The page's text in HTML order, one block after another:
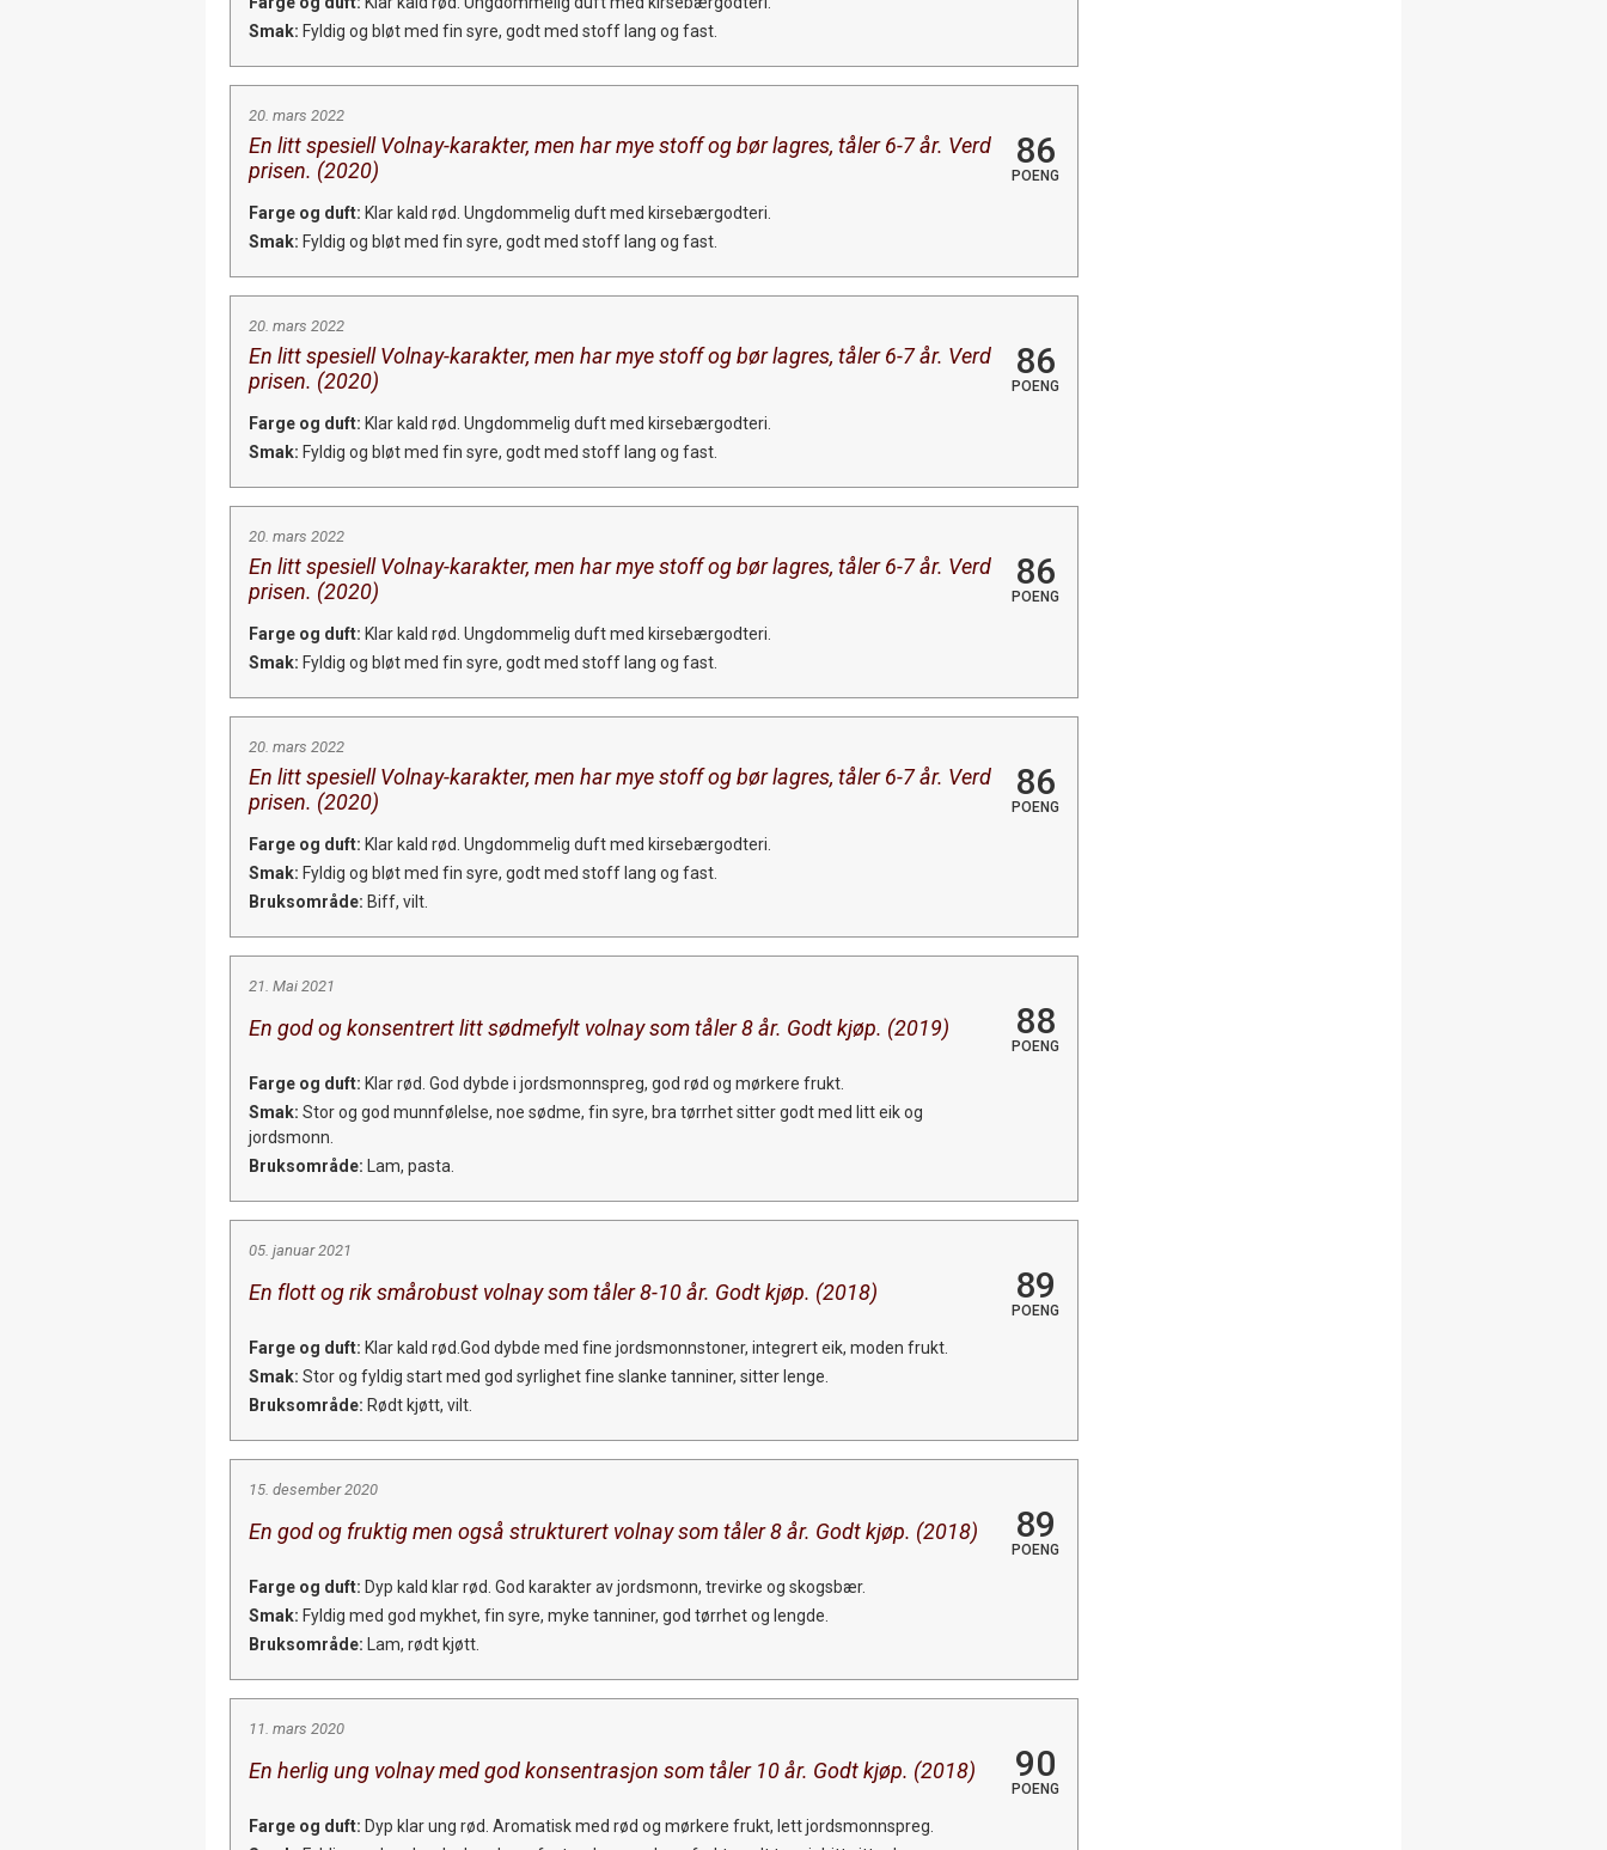
Smak: Fyldig og bløt med fin syre, godt med stoff lang og fast.
20. mars 2022
En litt spesiell Volnay-karakter, men har mye stoff og bør lagres, tåler 6-7 år. Verd
prisen. (2020)
86
POENG
Farge og duft: Klar kald rød. Ungdommelig duft med kirsebærgodteri.
Smak: Fyldig og bløt med fin syre, godt med stoff lang og fast.
20. mars 2022
En litt spesiell Volnay-karakter, men har mye stoff og bør lagres, tåler 6-7 år. Verd
prisen. (2020)
86
POENG
Farge og duft: Klar kald rød. Ungdommelig duft med kirsebærgodteri.
Smak: Fyldig og bløt med fin syre, godt med stoff lang og fast.
20. mars 2022
En litt spesiell Volnay-karakter, men har mye stoff og bør lagres, tåler 6-7 år. Verd
prisen. (2020)
86
POENG
Farge og duft: Klar kald rød. Ungdommelig duft med kirsebærgodteri.
Smak: Fyldig og bløt med fin syre, godt med stoff lang og fast.
20. mars 2022
En litt spesiell Volnay-karakter, men har mye stoff og bør lagres, tåler 6-7 år. Verd
prisen. (2020)
86
POENG
Farge og duft: Klar kald rød. Ungdommelig duft med kirsebærgodteri.
Smak: Fyldig og bløt med fin syre, godt med stoff lang og fast.
Bruksområde: Biff, vilt.
21. Mai 2021
En god og konsentrert litt sødmefylt volnay som tåler 8 år. Godt kjøp. (2019) 88
POENG
Farge og duft: Klar rød. God dybde i jordsmonnspreg, god rød og mørkere frukt.
Smak: Stor og god munnfølelse, noe sødme, fin syre, bra tørrhet sitter godt med litt eik og
jordsmonn.
Bruksområde: Lam, pasta.
05. januar 2021
En flott og rik smårobust volnay som tåler 8-10 år. Godt kjøp. (2018) 89
POENG
Farge og duft: Klar kald rød.God dybde med fine jordsmonnstoner, integrert eik, moden frukt.
Smak: Stor og fyldig start med god syrlighet fine slanke tanniner, sitter lenge.
Bruksområde: Rødt kjøtt, vilt.
15. desember 2020
En god og fruktig men også strukturert volnay som tåler 8 år. Godt kjøp. (2018) 89
POENG
Farge og duft: Dyp kald klar rød. God karakter av jordsmonn, trevirke og skogsbær.
Smak: Fyldig med god mykhet, fin syre, myke tanniner, god tørrhet og lengde.
Bruksområde: Lam, rødt kjøtt.
11. mars 2020
En herlig ung volnay med god konsentrasjon som tåler 10 år. Godt kjøp. (2018) 90
POENG
Farge og duft: Dyp klar ung rød. Aromatisk med rød og mørkere frukt, lett jordsmonnspreg.